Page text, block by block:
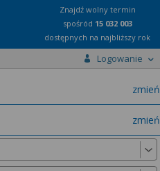
Znajdź wolny termin
spośród 15 032 003
dostępnych na najbliższy rok
Logowanie
zmień
zmień